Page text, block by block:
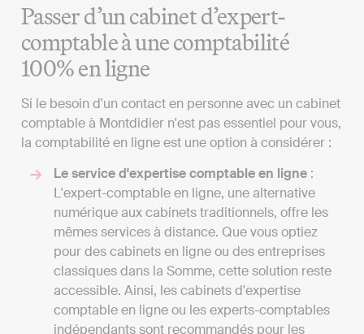
Passer d’un cabinet d’expert-
comptable à une comptabilité
100% en ligne
Si le besoin d'un contact en personne avec un cabinet
comptable à Montdidier n'est pas essentiel pour vous,
la comptabilité en ligne est une option à considérer :
Le service d'expertise comptable en ligne :
L'expert-comptable en ligne, une alternative
numérique aux cabinets traditionnels, offre les
mêmes services à distance. Que vous optiez
pour des cabinets en ligne ou des entreprises
classiques dans la Somme, cette solution reste
accessible. Ainsi, les cabinets d'expertise
comptable en ligne ou les experts-comptables
indépendants sont recommandés pour les